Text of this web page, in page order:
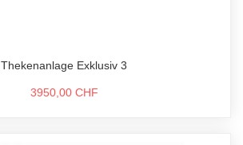
Thekenanlage Exklusiv 3
3950,00 CHF